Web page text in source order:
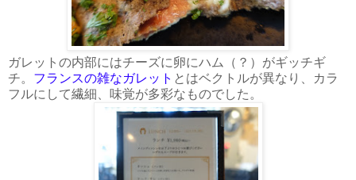
ガレットの内部にはチーズに卵にハム（？）がギッチギ
チ。 フランスの雑なガレット とはベクトルが異なり、カラ
フルにして繊細、味覚が多彩なものでした。